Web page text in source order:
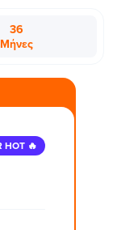
36
Μήνες
HOT 🔥